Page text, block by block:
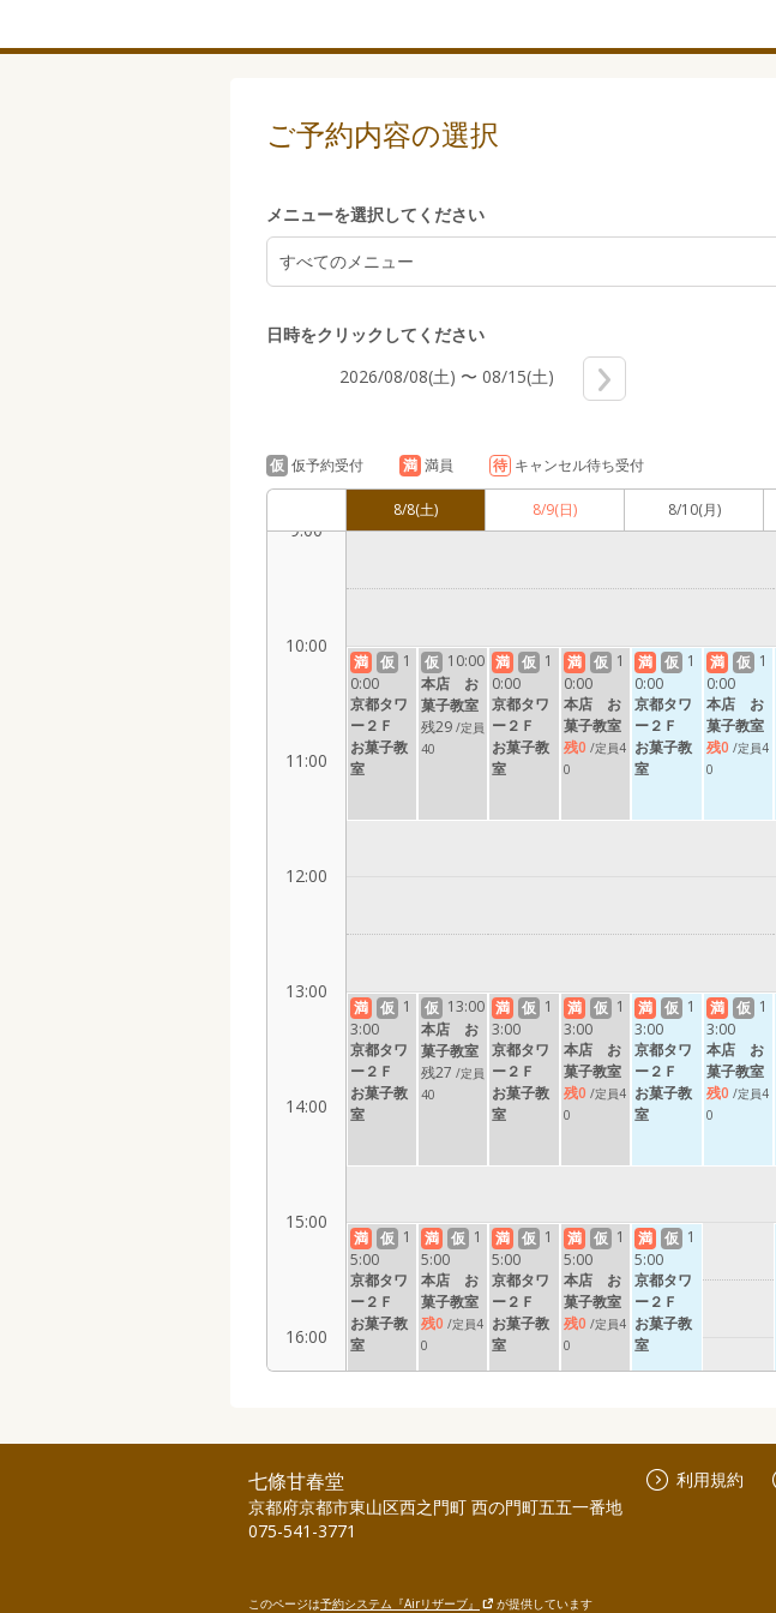
ご予約内容の選択
メニューを選択してください
すべてのメニュー
日時をクリックしてください
2026/08/08(土) 〜 08/15(土)
仮 仮予約受付 満 満員 待 キャンセル待ち受付
8/8(土) 8/9(日) 8/10(月)
9:00
10:00
11:00
12:00
13:00
14:00
15:00
16:00
17:00
満 仮 1
0:00
京都タワ
ー２Ｆ
お菓子教
室
満 仮 1
3:00
京都タワ
ー２Ｆ
お菓子教
室
満 仮 1
5:00
京都タワ
ー２Ｆ
お菓子教
室
京都タワ
ー２Ｆ
仮 10:00
本店 お
菓子教室
残29 /定員
40
仮 13:00
本店 お
菓子教室
残27 /定員
40
満 仮 1
5:00
本店 お
菓子教室
残0 /定員4
0
満 仮 1
0:00
京都タワ
ー２Ｆ
お菓子教
室
満 仮 1
3:00
京都タワ
ー２Ｆ
お菓子教
室
満 仮 1
5:00
京都タワ
ー２Ｆ
お菓子教
室
京都タワ
満 仮 1
0:00
本店 お
菓子教室
残0 /定員4
0
満 仮 1
3:00
本店 お
菓子教室
残0 /定員4
0
満 仮 1
5:00
本店 お
菓子教室
残0 /定員4
0
満 仮 1
0:00
京都タワ
ー２Ｆ
お菓子教
室
満 仮 1
3:00
京都タワ
ー２Ｆ
お菓子教
室
満 仮 1
5:00
京都タワ
ー２Ｆ
お菓子教
室
仮 17:00
京都タワ
満 仮 1
0:00
本店 お
菓子教室
残0 /定員4
0
満 仮 1
3:00
本店 お
菓子教室
残0 /定員4
0
七條甘春堂
京都府京都市東山区西之門町 西の門町五五一番地
075-541-3771
利用規約
このページは予約システム『Airリザーブ』 が提供しています